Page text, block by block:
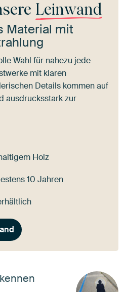
Leinwand
Material mit
Wahl für nahezu jede
mit klaren
Details kommen auf
ausdrucksstark zur
Holz
10 Jahren